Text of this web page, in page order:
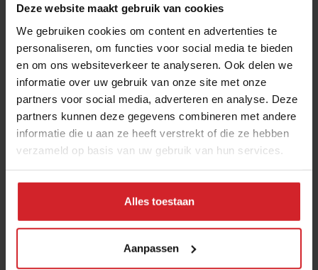
Deze website maakt gebruik van cookies
We gebruiken cookies om content en advertenties te
personaliseren, om functies voor social media te bieden
en om ons websiteverkeer te analyseren. Ook delen we
informatie over uw gebruik van onze site met onze
partners voor social media, adverteren en analyse. Deze
partners kunnen deze gegevens combineren met andere
informatie die u aan ze heeft verstrekt of die ze hebben
verzameld op basis van uw gebruik van hun services.
Alles toestaan
Aanpassen
Bij dit concept in Rotterdam scoor je
authentieke Japanse onigiri’s
Matta Nashi speelt in op de Japan-trend in Nederland